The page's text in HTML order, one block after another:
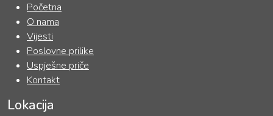
Početna
O nama
Vijesti
Poslovne prilike
Uspješne priče
Kontakt
Lokacija